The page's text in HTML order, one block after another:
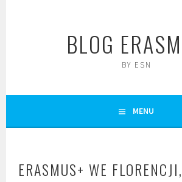
BLOG
BY ESN
MENU
ERASMUS+ WE